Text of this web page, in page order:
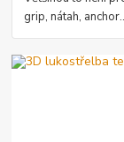
grip, nátah,